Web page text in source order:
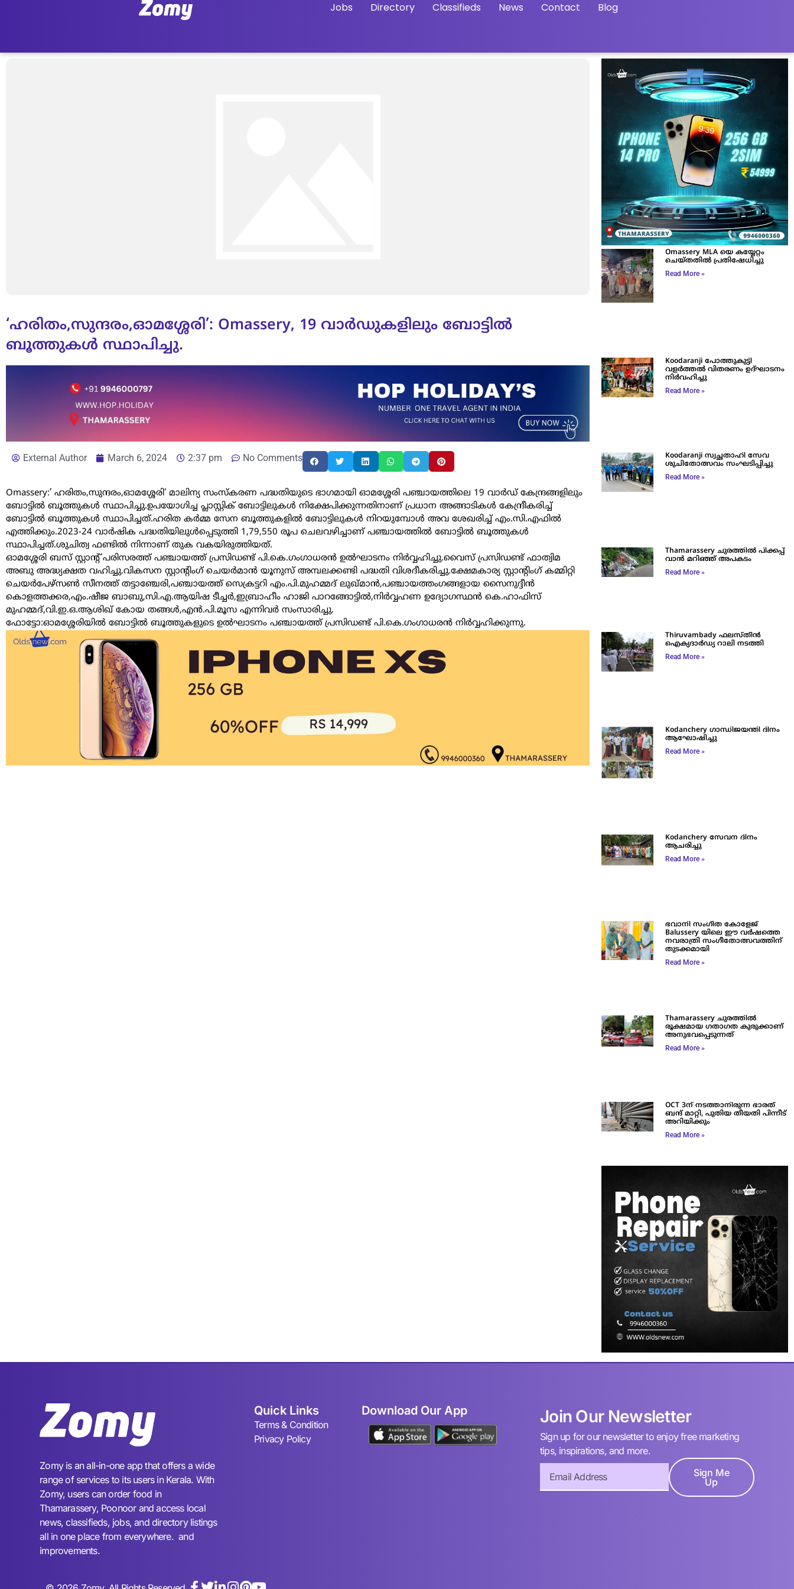
Jobs Directory Classifieds News Contact Blog
‘ഹരിതം,സുന്ദരം,ഓമശ്ശേരി’: Omassery, 19 വാർഡുകളിലും ബോട്ടിൽ
ബൂത്തുകൾ സ്ഥാപിച്ചു.
External Author March 6, 2024 2:37 pm No Comments
Omassery:’ ഹരിതം,സുന്ദരം,ഓമശ്ശേരി’ മാലിന്യ സംസ്കരണ പദ്ധതിയുടെ ഭാഗമായി ഓമശ്ശേരി പഞ്ചായത്തിലെ 19 വാർഡ്‌ കേന്ദ്രങ്ങളിലും
ബോട്ടിൽ ബൂത്തുകൾ സ്ഥാപിച്ചു.ഉപയോഗിച്ച പ്ലാസ്റ്റിക്‌ ബോട്ടിലുകൾ നിക്ഷേപിക്കുന്നതിനാണ്‌ പ്രധാന അങ്ങാടികൾ കേന്ദ്രീകരിച്ച്‌
ബോട്ടിൽ ബൂത്തുകൾ സ്ഥാപിച്ചത്‌.ഹരിത കർമ്മ സേന ബൂത്തുകളിൽ ബോട്ടിലുകൾ നിറയുമ്പോൾ അവ ശേഖരിച്ച്‌ എം.സി.എഫിൽ
എത്തിക്കും.2023-24 വാർഷിക പദ്ധതിയിലുൾപ്പെടുത്തി 1,79,550 രൂപ ചെലവഴിച്ചാണ്‌ പഞ്ചായത്തിൽ ബോട്ടിൽ ബൂത്തുകൾ
സ്ഥാപിച്ചത്‌.ശുചിത്വ ഫണ്ടിൽ നിന്നാണ്‌ തുക വകയിരുത്തിയത്‌.
ഓമശ്ശേരി ബസ്‌ സ്റ്റാന്റ്‌ പരിസരത്ത്‌ പഞ്ചായത്ത്‌ പ്രസിഡണ്ട്‌ പി.കെ.ഗംഗാധരൻ ഉൽഘാടനം നിർവ്വഹിച്ചു.വൈസ്‌ പ്രസിഡണ്ട്‌ ഫാത്വിമ
അബു അദ്ധ്യക്ഷത വഹിച്ചു.വികസന സ്റ്റാന്റിംഗ്‌ ചെയർമാൻ യൂനുസ്‌ അമ്പലക്കണ്ടി പദ്ധതി വിശദീകരിച്ചു.ക്ഷേമകാര്യ സ്റ്റാന്റിംഗ്‌ കമ്മിറ്റി
ചെയർപേഴ്സൺ സീനത്ത്‌ തട്ടാഞ്ചേരി,പഞ്ചായത്ത്‌ സെക്രട്ടറി എം.പി.മുഹമ്മദ്‌ ലുഖ്‌മാൻ,പഞ്ചായത്തംഗങ്ങളായ സൈനുദ്ദീൻ
കൊളത്തക്കര,എം.ഷീജ ബാബു,സി.എ.ആയിഷ ടീച്ചർ,ഇബ്രാഹീം ഹാജി പാറങ്ങോട്ടിൽ,നിർവ്വഹണ ഉദ്യോഗസ്ഥൻ കെ.ഹാഫിസ്‌
മുഹമ്മദ്‌,വി.ഇ.ഒ.ആശിഖ്‌ കോയ തങ്ങൾ,എൻ.പി.മൂസ എന്നിവർ സംസാരിച്ചു.
ഫോട്ടോ:ഓമശ്ശേരിയിൽ ബോട്ടിൽ ബൂത്തുകളുടെ ഉൽഘാടനം പഞ്ചായത്ത്‌ പ്രസിഡണ്ട്‌ പി.കെ.ഗംഗാധരൻ നിർവ്വഹിക്കുന്നു.
Omassery MLA യെ കയ്യേറ്റം
ചെയ്തതിൽ പ്രതിഷേധിച്ചു
Read More »
Koodaranji പോത്തുകുട്ടി
വളർത്തൽ വിതരണം ഉദ്ഘാടനം
നിർവഹിച്ചു
Read More »
Koodaranji സ്വച്ഛതാഹി സേവ
ശുചിതോത്സവം സംഘടിപ്പിച്ചു
Read More »
Thamarassery ചുരത്തിൽ പിക്കപ്പ്
വാൻ മറിഞ്ഞ് അപകടം
Read More »
Thiruvambady ഫലസ്തീൻ
ഐക്യദാർഡ്യ റാലി നടത്തി
Read More »
Kodanchery ഗാന്ധിജയന്തി ദിനം
ആഘോഷിച്ചു
Read More »
Kodanchery സേവന ദിനം
ആചരിച്ചു
Read More »
ഭവാനി സംഗീത കോളേജ്
Balussery യിലെ ഈ വർഷത്തെ
നവരാത്രി സംഗീതോത്സവത്തിന്
തുടക്കമായി
Read More »
Thamarassery ചുരത്തിൽ
രൂക്ഷമായ ഗതാഗത കുരുക്കാണ്
അനുഭവപ്പെടുന്നത്
Read More »
OCT 3ന് നടത്താനിരുന്ന ഭാരത്
ബന്ദ് മാറ്റി, പുതിയ തീയതി പിന്നീട്
അറിയിക്കും
Read More »
Zomy is an all-in-one app that offers a wide
range of services to its users in Kerala. With
Zomy, users can order food in
Thamarassery, Poonoor and access local
news, classifieds, jobs, and directory listings
all in one place from everywhere. and
improvements.
Quick Links
Terms & Condition
Privacy Policy
Download Our App Join Our Newsletter
Sign up for our newsletter to enjoy free marketing
tips, inspirations, and more.
Sign Me
Up